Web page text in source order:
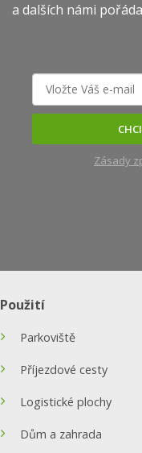
a dalších námi
Zásady
Použití
Parkoviště
Příjezdové cesty
Logistické plochy
Dům a zahrada